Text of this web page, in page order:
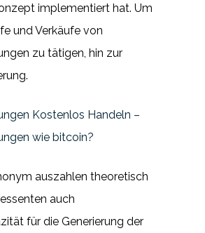
implementiert hat. Um
und Verkäufe von
zu tätigen, hin zur
Kostenlos Handeln –
wie bitcoin?
auszahlen theoretisch
auch
für die Generierung der